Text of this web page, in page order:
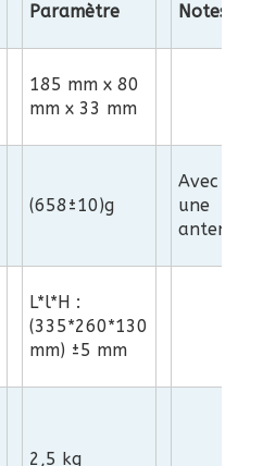
Paramètre Notes
185 mm x 80
mm x 33 mm
(658±10)g
Avec
une
antenne
L*l*H :
(335*260*130
mm) ±5 mm
2,5 kg